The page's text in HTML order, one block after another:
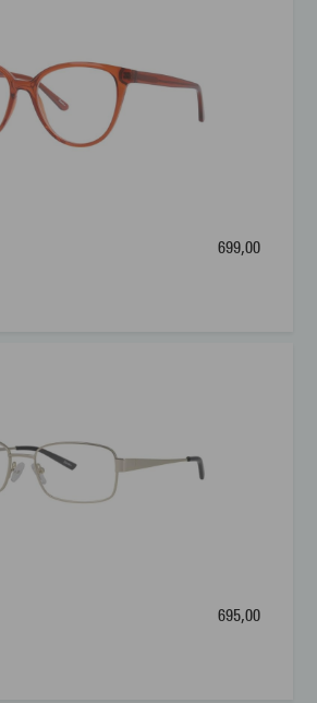
699,00
695,00